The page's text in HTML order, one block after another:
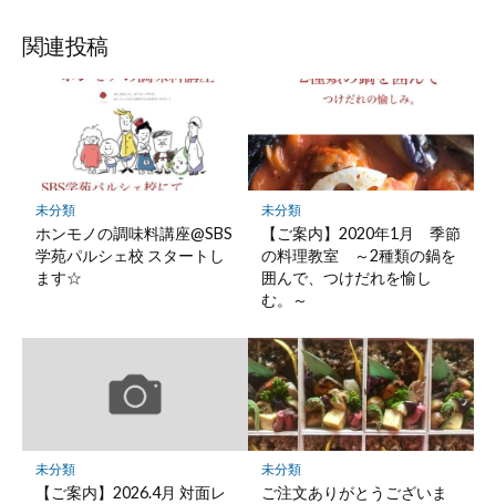
ア
マ
ー
ク
に
保
存
関連投稿
未分類
ホンモノの調味料講座@SBS
学苑パルシェ校 スタートし
ます☆
未分類
【ご案内】2020年1月 季節
の料理教室 ～2種類の鍋を
囲んで、つけだれを愉し
む。～
未分類
【ご案内】2026.4月 対面レ
未分類
ご注文ありがとうございま